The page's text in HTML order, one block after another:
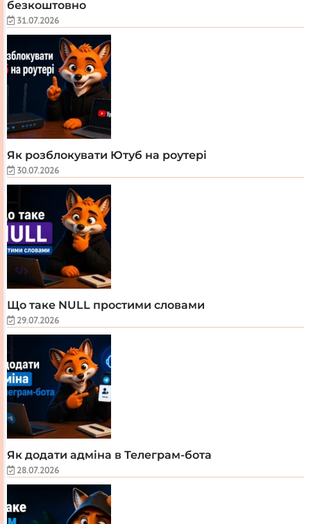
безкоштовно
31.07.2026
Як розблокувати Ютуб на роутері
30.07.2026
Що таке NULL простими словами
29.07.2026
Як додати адміна в Телеграм-бота
28.07.2026